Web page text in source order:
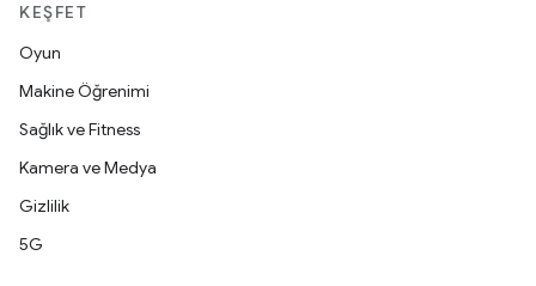
KEŞFET
Oyun
Makine Öğrenimi
Sağlık ve Fitness
Kamera ve Medya
Gizlilik
5G